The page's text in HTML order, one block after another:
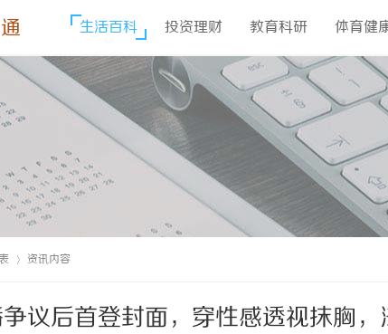
生活百科 投资理财 教育科研 体育健
资讯内容
议后首登封面，穿性感透视抹胸